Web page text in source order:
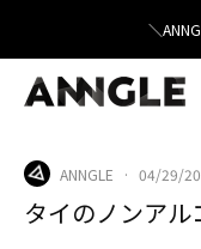
＼
ANNGLE · 04/29/
タイのノンアル